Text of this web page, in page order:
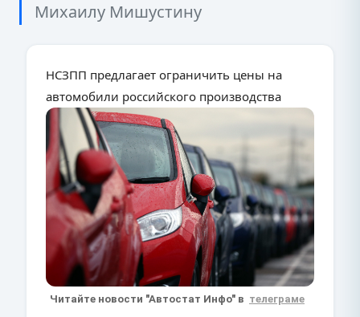
Михаилу Мишустину
НСЗПП предлагает ограничить цены на
автомобили российского производства
Читайте новости "Автостат Инфо" в телеграме